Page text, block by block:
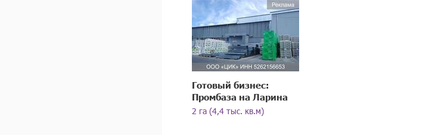
Готовый бизнес:
Промбаза на Ларина
2 га (4,4 тыс. кв.м)